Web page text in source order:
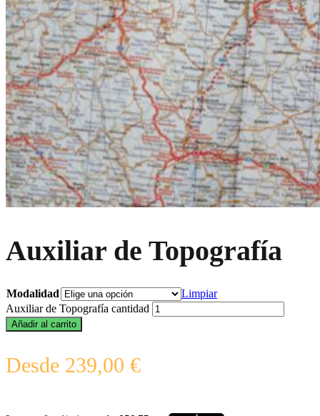
Auxiliar de Topografía
Modalidad
Limpiar
Auxiliar de Topografía cantidad
Añadir al carrito
Desde 239,00 €